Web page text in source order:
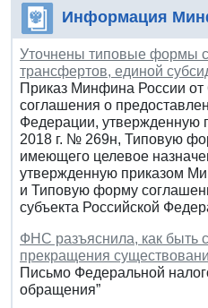
Информация
Уточнены типовые формы
трансфертов, единой
Приказ Минфина России
соглашения о
Федерации, утвержденную
2018 г. № 269н, Типовую
имеющего целевое
утвержденную приказом
и Типовую форму
субъекта Российской
ФНС разъяснила, как быть
прекращения
Письмо Федеральной
обращения”